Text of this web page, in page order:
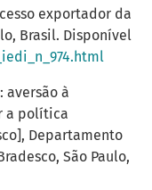
exportador da
Brasil. Disponível
aversão à
a política
Departamento
São Paulo,